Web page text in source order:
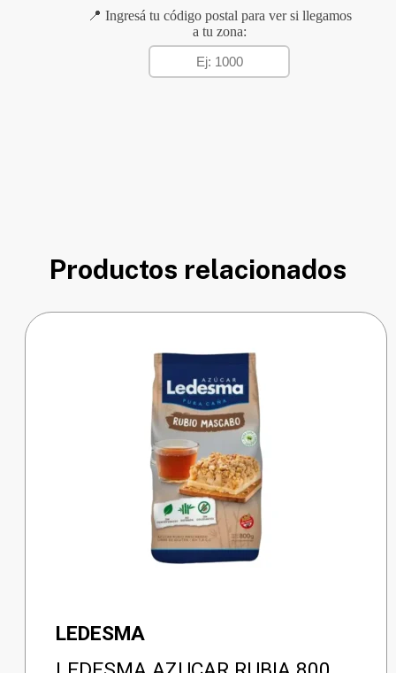
📍 Ingresá tu código postal para ver si llegamos
a tu zona:
Productos relacionados
LEDESMA